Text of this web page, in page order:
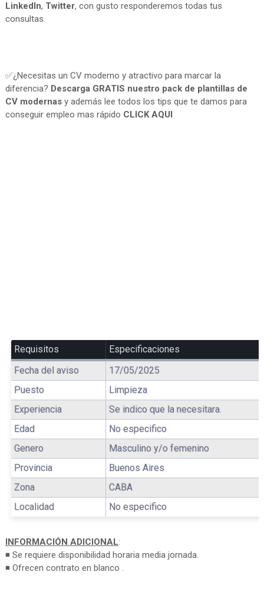
LinkedIn, Twitter, con gusto responderemos todas tus
consultas.
✅¿Necesitas un CV moderno y atractivo para marcar la
diferencia? Descarga GRATIS nuestro pack de plantillas de
CV modernasy además lee todos los tips que te damos para
conseguir empleo mas rápido CLICK AQUI
Requisitos
Especificaciones
Fecha del aviso
17/05/2025
Puesto
Limpieza
Experiencia
Se indico que la necesitara.
Edad
No especifico
Genero
Masculino y/o femenino
Provincia
Buenos Aires
Zona
CABA
Localidad
No especifico
INFORMACIÓN ADICIONAL:
◾ Se requiere disponibilidad horaria media jornada.
◾ Ofrecen contrato en blanco .